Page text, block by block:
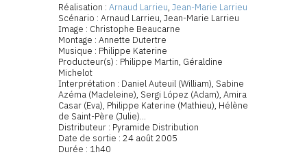
Réalisation : Arnaud Larrieu, Jean-Marie Larrieu
Scénario : Arnaud Larrieu, Jean-Marie Larrieu
Image : Christophe Beaucarne
Montage : Annette Dutertre
Musique : Philippe Katerine
Producteur(s) : Philippe Martin, Géraldine
Michelot
Interprétation : Daniel Auteuil (William), Sabine
Azéma (Madeleine), Sergi López (Adam), Amira
Casar (Eva), Philippe Katerine (Mathieu), Hélène
de Saint-Père (Julie)...
Distributeur : Pyramide Distribution
Date de sortie : 24 août 2005
Durée : 1h40